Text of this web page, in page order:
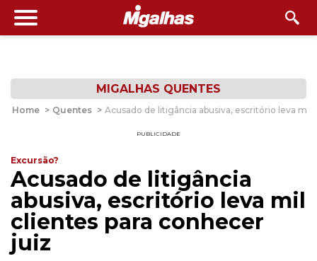
MIGALHAS QUENTES
Home > Quentes > Acusado de litigância abusiva, escritório leva mil
PUBLICIDADE
Excursão?
Acusado de litigância
abusiva, escritório leva mil
clientes para conhecer
juiz